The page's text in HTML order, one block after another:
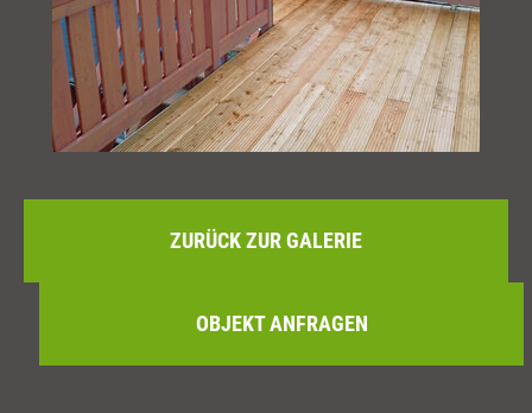
ZURÜCK ZUR GALERIE
OBJEKT ANFRAGEN